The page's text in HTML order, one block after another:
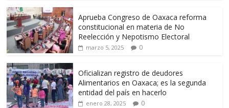
Aprueba Congreso de Oaxaca reforma
constitucional en materia de No
Reelección y Nepotismo Electoral
marzo 5, 2025 0
Oficializan registro de deudores
Alimentarios en Oaxaca; es la segunda
entidad del país en hacerlo
enero 28, 2025 0